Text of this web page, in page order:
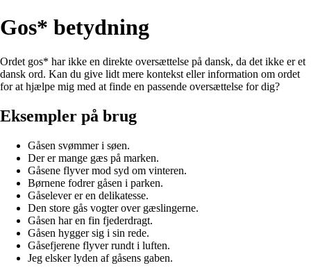
Gos* betydning
Ordet gos* har ikke en direkte oversættelse på dansk, da det ikke er et
dansk ord. Kan du give lidt mere kontekst eller information om ordet
for at hjælpe mig med at finde en passende oversættelse for dig?
Eksempler på brug
Gåsen svømmer i søen.
Der er mange gæs på marken.
Gåsene flyver mod syd om vinteren.
Børnene fodrer gåsen i parken.
Gåselever er en delikatesse.
Den store gås vogter over gæslingerne.
Gåsen har en fin fjederdragt.
Gåsen hygger sig i sin rede.
Gåsefjerene flyver rundt i luften.
Jeg elsker lyden af gåsens gaben.